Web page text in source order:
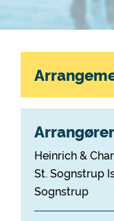
Heinrich &
St. Sognstrup
Sognstrup